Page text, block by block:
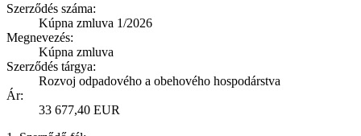
Szerződés száma:
Kúpna zmluva 1/2026
Megnevezés:
Kúpna zmluva
Szerződés tárgya:
Rozvoj odpadového a obehového hospodárstva
Ár:
33 677,40 EUR